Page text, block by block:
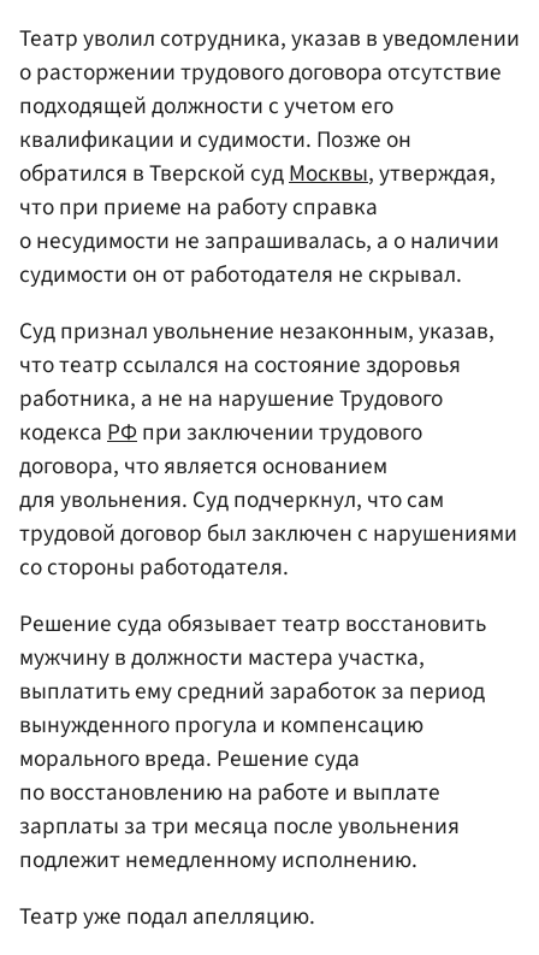
Театр уволил сотрудника, указав в уведомлении
о расторжении трудового договора отсутствие
подходящей должности с учетом его
квалификации и судимости. Позже он
обратился в Тверской судМосквы, утверждая,
что при приеме на работу справка
о несудимости не запрашивалась, а о наличии
судимости он от работодателя не скрывал.
Суд признал увольнение незаконным, указав,
что театр ссылался на состояние здоровья
работника, а не на нарушение Трудового
кодексаРФпри заключении трудового
договора, что является основанием
для увольнения. Суд подчеркнул, что сам
трудовой договор был заключен с нарушениями
со стороны работодателя.
Решение суда обязывает театр восстановить
мужчину в должности мастера участка,
выплатить ему средний заработок за период
вынужденного прогула и компенсацию
морального вреда. Решение суда
по восстановлению на работе и выплате
зарплаты за три месяца после увольнения
подлежит немедленному исполнению.
Театр уже подал апелляцию.